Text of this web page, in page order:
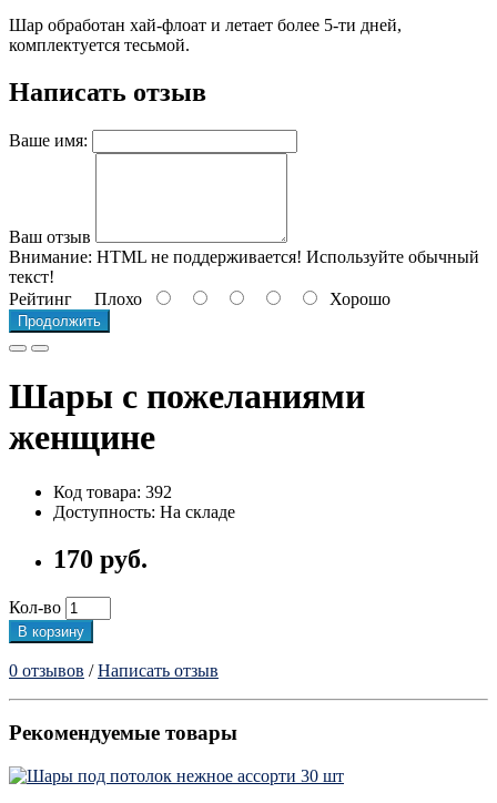
Шар обработан хай-флоат и летает более 5-ти дней,
комплектуется тесьмой.
Написать отзыв
Ваше имя:
Ваш отзыв
Внимание: HTML не поддерживается! Используйте обычный
текст!
Рейтинг Плохо Хорошо
Продолжить
Шары с пожеланиями
женщине
Код товара: 392
Доступность: На складе
170 руб.
Кол-во
В корзину
0 отзывов /Написать отзыв
Рекомендуемые товары